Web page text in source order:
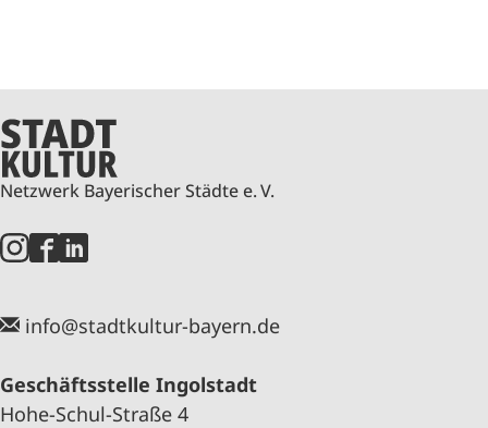
Netzwerk Bayerischer Städte e. V.
info@stadtkultur-bayern.de
Geschäftsstelle Ingolstadt
Hohe-Schul-Straße 4